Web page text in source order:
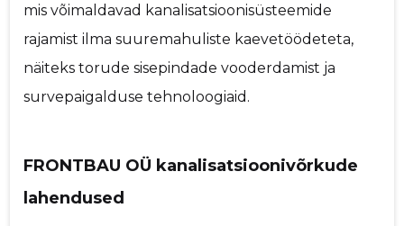
mis võimaldavad kanalisatsioonisüsteemide
rajamist ilma suuremahuliste kaevetöödeteta,
näiteks torude sisepindade vooderdamist ja
survepaigalduse tehnoloogiaid.
FRONTBAU OÜ kanalisatsioonivõrkude
lahendused